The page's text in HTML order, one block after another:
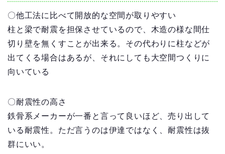
〇他工法に比べて開放的な空間が取りやすい
柱と梁で耐震を担保させているので、木造の様な間仕
切り壁を無くすことが出来る。その代わりに柱などが
出てくる場合はあるが、それにしても大空間つくりに
向いている
〇耐震性の高さ
鉄骨系メーカーが一番と言って良いほど、売り出して
いる耐震性。ただ言うのは伊達ではなく、耐震性は抜
群にいい。